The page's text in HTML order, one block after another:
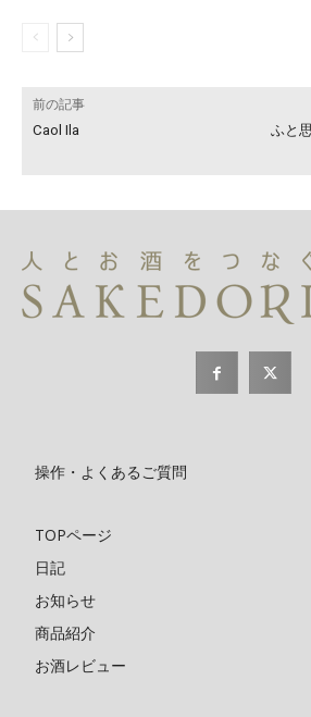
前の記事
Caol Ila
ふと
操作・よくあるご質問
TOPページ
日記
お知らせ
商品紹介
お酒レビュー